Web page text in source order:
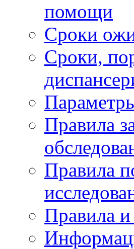
помощи
Сроки
Сроки,
Правила
Правила
Правила и